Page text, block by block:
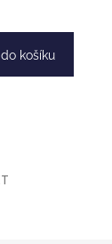
košíku